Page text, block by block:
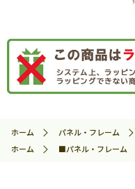
ホーム パネル・フレーム
ホーム
■パネル・フレーム